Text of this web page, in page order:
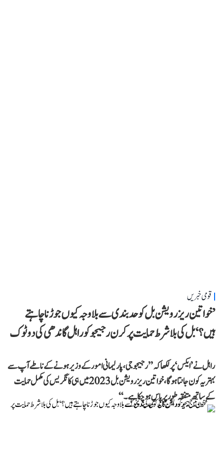
قومی خبریں
’خواتین ریزرویشن بل کو حدبندی سے بلا وجہ کیوں جوڑنا چاہتے
ہیں؟‘ بل کی بلا شرط حمایت پر کرن رجیجو کو راہل گاندھی کی دوٹوک
راہل نے ’ایکس‘ پر لکھا کہ ’’رجیجو جی، پارلیمانی امور کے وزیر ہونے کے ناطے آپ سے
بہتر یہ کون جانتا ہوگا، خواتین ریزرویشن بل 2023 میں ہی کانگریس کی مکمل حمایت
کے ساتھ متفقہ طور پر پاس ہو چکا ہے۔‘‘